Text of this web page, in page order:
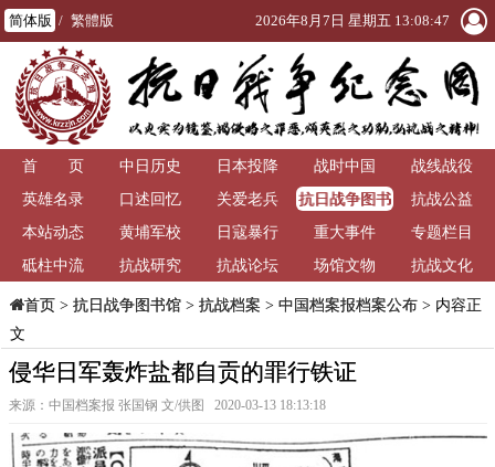
简体版 / 繁體版 2026年8月7日 星期五 13:08:48
首 页 中日历史 日本投降 战时中国
战线战役
英雄名录
口述回忆 关爱老兵
抗日战争图书
馆
抗战公益
本站动态
黄埔军校 日寇暴行 重大事件
专题栏目
砥柱中流
抗战研究 抗战论坛 场馆文物 抗战文化
首页> 抗日战争图书馆> 抗战档案> 中国档案报档案公布> 内容正
文
侵华日军轰炸盐都自贡的罪行铁证
来源：中国档案报 张国钢 文/供图 2020-03-13 18:13:18